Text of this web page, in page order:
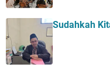
Sudahkah